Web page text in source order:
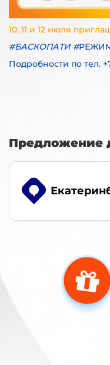
10, 11 и 12 июля
#БАСКОПАТИ #
Подробности по тел.
Предложение